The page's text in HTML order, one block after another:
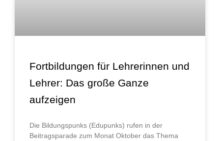
Fortbildungen für Lehrerinnen und
Lehrer: Das große Ganze
aufzeigen
Die Bildungspunks (Edupunks) rufen in der
Beitragsparade zum Monat Oktober das Thema